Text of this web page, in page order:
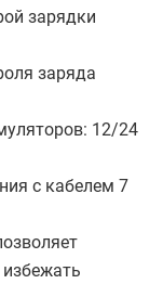
зарядки
заряда
12/24
с кабелем 7